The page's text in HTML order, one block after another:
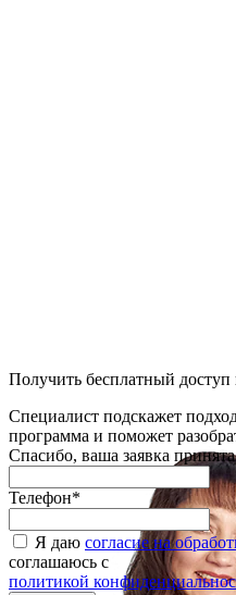
Получить бесплатный
Специалист подскажет
программа и поможет
Спасибо, ваша заявка
Телефон*
Я даю согласие на
соглашаюсь с
политикой